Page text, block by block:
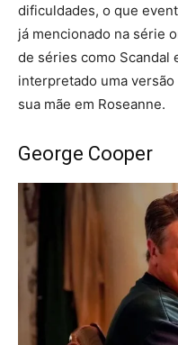
dificuldades, o que
já mencionado na série
de séries como Scandal
interpretado uma
sua mãe em Roseanne.
George Cooper